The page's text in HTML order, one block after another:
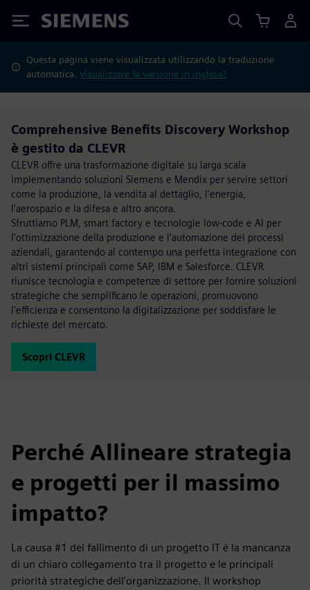
Siemens
Questa pagina viene visualizzata utilizzando la traduzione
automatica.Visualizzare la versione in inglese?
Comprehensive Benefits Discovery Workshop
è gestito da CLEVR
CLEVR offre una trasformazione digitale su larga scala
implementando soluzioni Siemens e Mendix per servire settori
come la produzione, la vendita al dettaglio, l'energia,
l'aerospazio e la difesa e altro ancora.
Sfruttiamo PLM, smart factory e tecnologie low-code e AI per
l'ottimizzazione della produzione e l'automazione dei processi
aziendali, garantendo al contempo una perfetta integrazione con
altri sistemi principali come SAP, IBM e Salesforce. CLEVR
riunisce tecnologia e competenze di settore per fornire soluzioni
strategiche che semplificano le operazioni, promuovono
l'efficienza e consentono la digitalizzazione per soddisfare le
richieste del mercato.
Scopri CLEVR
Perché Allineare strategia
e progetti per il massimo
impatto?
La causa #1 del fallimento di un progetto IT è la mancanza
di un chiaro collegamento tra il progetto e le principali
priorità strategiche dell'organizzazione. Il workshop